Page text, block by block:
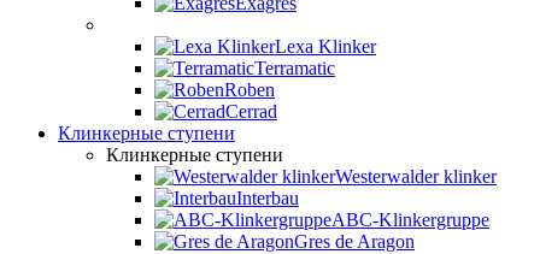
Lexa Klinker
Terramatic
Roben
Cerrad
Клинкерные ступени
Клинкерные ступени
Westerwalder klinker
Interbau
ABC-Klinkergruppe
Gres de Aragon